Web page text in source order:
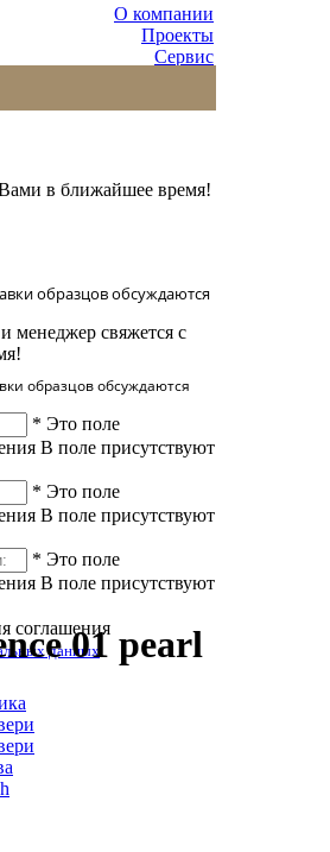
О компании
Проекты
Сервис
в ближайшее время!
образцов обсуждаются
менеджер свяжется с
образцов обсуждаются
* Это поле
В поле присутствуют
* Это поле
В поле присутствуют
* Это поле
В поле присутствуют
соглашения
данных
01 pearl